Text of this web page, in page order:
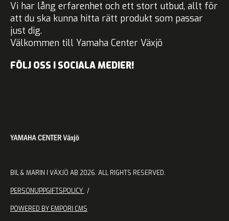
Vi har lång erfarenhet och ett stort utbud, allt för
att du ska kunna hitta rätt produkt som passar
just dig.
Välkommen till Yamaha Center Växjö
FÖLJ OSS I SOCIALA MEDIER!
BIL & MARIN I VÄXJÖ AB 2026. ALL RIGHTS RESERVED.
PERSONUPPGIFTSPOLICY
POWERED BY EMPORI CMS